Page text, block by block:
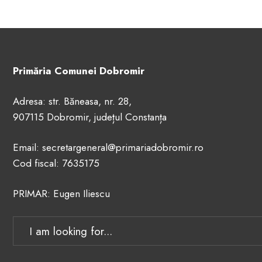
Primăria Comunei Dobromir
Adresa: str. Băneasa, nr. 28,
907115 Dobromir, județul Constanța
Email: secretargeneral@primariadobromir.ro
Cod fiscal: 7635175
PRIMAR: Eugen Iliescu